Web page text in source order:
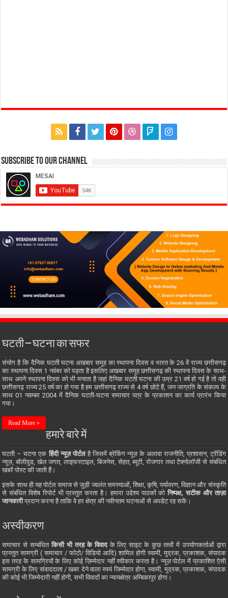
Subscribe to our Channel
घटती – घटना का सफर
संयोग है कि दैनिक घटती घटना अखबार समूह का स्थापना दिवस व भारत के 26 वें राज्य छत्तीसगढ़
का स्थापना दिवस 1 नवंबर को पड़ता है इसलिए अखबार समूह छत्तीसगढ़ की स्थापना दिवस के साथ-
साथ अपने स्थापना दिवस को भी मनाता है जहां दैनिक घटती घटना की उम्र 21 वर्ष हो गई है तो वही
छत्तीसगढ़ राज्य 25 वर्ष का हो गया है हम छत्तीसगढ़ राज्य से 4 वर्ष छोटे हैं, जन जाग्रति के संकल्प के
साथ 01 नवम्बर 2004 में दैनिक घटती-घटना समाचार पत्र के प्रकाशन का कार्य प्रारंभ किया
गया।
Read More »
हमारे बारे में
घटती – घटना एक हिंदी न्यूज़ पोर्टलहै जिसमें ब्रेकिंग न्यूज़ के अलावा राजनीति, प्रशासन, ट्रेंडिंग
न्यूज़, बॉलीवुड, खेल जगत, लाइफस्टाइल, बिजनेस, सेहत, ब्यूटी, रोजगार तथा टेक्नोलॉजी से संबंधित
खबरें पोस्ट की जाती हैं।
इसके साथ ही यह पोर्टल समाज से जुड़ी ज्वलंत समस्याओं, शिक्षा, कृषि, पर्यावरण, विज्ञान और संस्कृति
से संबंधित विशेष रिपोर्ट भी प्रस्तुत करता है। हमारा उद्देश्य पाठकों कोनिष्पक्ष, सटीक और ताज़ा
जानकारीप्रदान करना है ताकि वे हर क्षेत्र की नवीनतम घटनाओं से अपडेट रह सकें।
अस्वीकरण
समाचार से सम्बंधितकिसी भी तरह के विवादके लिए साइट के कुछ तत्वों में उपयोगकर्ताओं द्वारा
प्रस्तुत सामग्री ( समाचार / फोटो/ विडियो आदि) शामिल होगी स्वामी, मुद्रक, प्रकाशक, संपादक
इस तरह के सामग्रियों के लिए कोई ज़िम्मेदार नहीं स्वीकार करता है। न्यूज़ पोर्टल में प्रकाशित ऐसी
सामग्री के लिए संवाददाता / खबर देने वाला स्वयं जिम्मेदार होगा, स्वामी, मुद्रक, प्रकाशक, संपादक
की कोई भी जिम्मेदारी नहीं होगी, सभी विवादों का न्यायक्षेत्र अम्बिकापुर होगा।